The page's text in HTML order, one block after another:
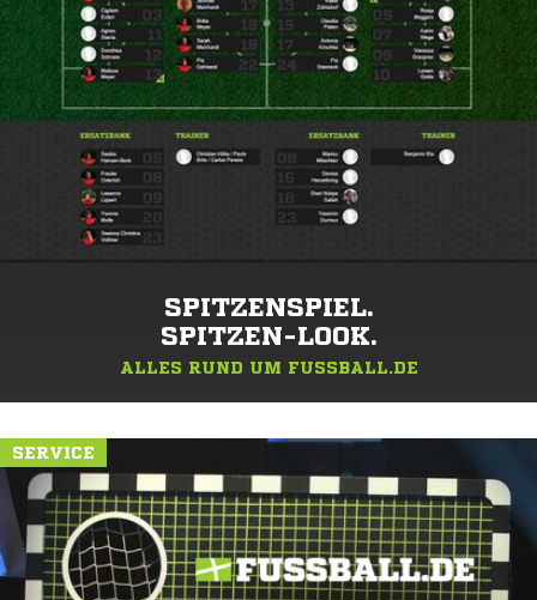
SPITZENSPIEL.
SPITZEN-LOOK.
ALLES RUND UM FUSSBALL.DE
SERVICE